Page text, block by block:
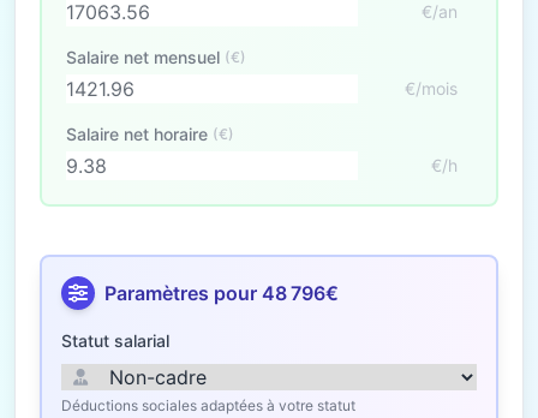
€/an
Salaire net mensuel (€)
€/mois
Salaire net horaire (€)
€/h
Paramètres pour 48 796€
Statut salarial
Déductions sociales adaptées à votre statut